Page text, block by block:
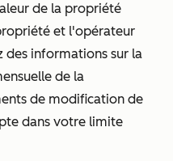
de la propriété
et l'opérateur
des informations sur la
de la
de modification de
dans votre limite